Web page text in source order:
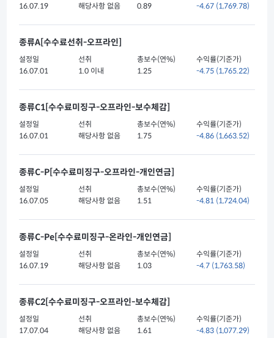
16.07.19
해당사항 없음
0.89
-4.67 (1,769.78)
종류A[수수료선취-오프라인]
설정일
16.07.01
선취
1.0 이내
총보수(연%)
1.25
수익률(기준가)
-4.75 (1,765.22)
종류C1[수수료미징구-오프라인-보수체감]
설정일
16.07.01
선취
해당사항 없음
총보수(연%)
1.75
수익률(기준가)
-4.86 (1,663.52)
종류C-P[수수료미징구-오프라인-개인연금]
설정일
16.07.05
선취
해당사항 없음
총보수(연%)
1.51
수익률(기준가)
-4.81 (1,724.04)
종류C-Pe[수수료미징구-온라인-개인연금]
설정일
16.07.19
선취
해당사항 없음
총보수(연%)
1.03
수익률(기준가)
-4.7 (1,763.58)
종류C2[수수료미징구-오프라인-보수체감]
설정일
17.07.04
선취
해당사항 없음
총보수(연%)
1.61
수익률(기준가)
-4.83 (1,077.29)